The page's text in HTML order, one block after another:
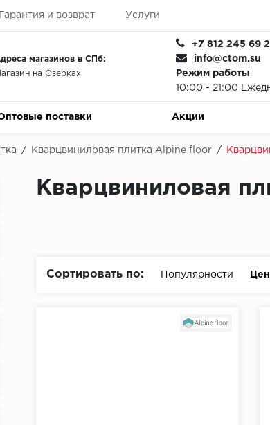
Гарантия и возврат Услуги
магазинов в СПб:
на Озерках
+7 812 245 69
info@ctom.su
Режим работы
10:00 - 21:00
поставки Акции
/ Кварцвиниловая плитка Alpine floor /
Кварцвиниловая
Сортировать по: Популярности